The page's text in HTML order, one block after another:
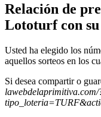
Relación de
Lototurf con
Usted ha elegido los
aquellos sorteos en los
Si desea compartir o
lawebdelaprimitiva.com/